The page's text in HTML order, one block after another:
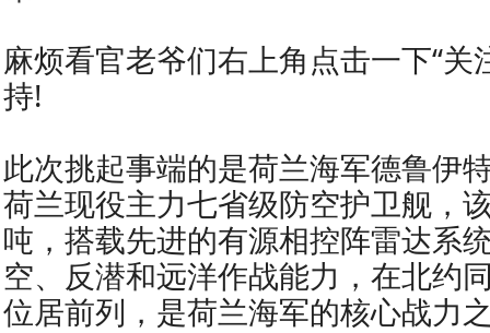
麻烦看官老爷们右上角点击一下“关
持!
此次挑起事端的是荷兰海军德鲁伊
荷兰现役主力七省级防空护卫舰，
吨，搭载先进的有源相控阵雷达系
空、反潜和远洋作战能力，在北约
位居前列，是荷兰海军的核心战力